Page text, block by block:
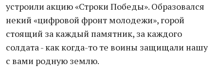
устроили акцию «Строки Победы». Образовался
некий «цифровой фронт молодежи», горой
стоящий за каждый памятник, за каждого
солдата - как когда-то те воины защищали нашу
с вами родную землю.